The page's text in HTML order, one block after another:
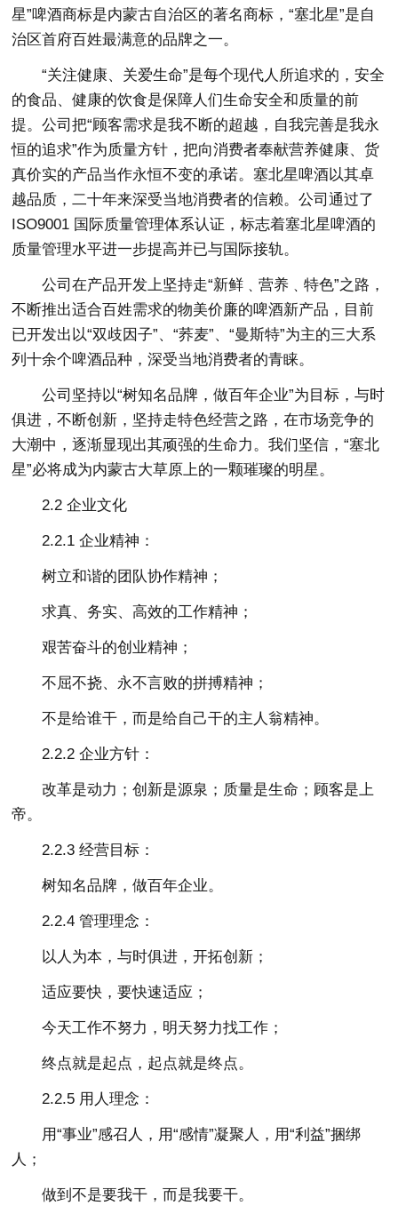
星”啤酒商标是内蒙古自治区的著名商标，“塞北星”是自
治区首府百姓最满意的品牌之一。
“关注健康、关爱生命”是每个现代人所追求的，安全
的食品、健康的饮食是保障人们生命安全和质量的前
提。公司把“顾客需求是我不断的超越，自我完善是我永
恒的追求”作为质量方针，把向消费者奉献营养健康、货
真价实的产品当作永恒不变的承诺。塞北星啤酒以其卓
越品质，二十年来深受当地消费者的信赖。公司通过了
ISO9001 国际质量管理体系认证，标志着塞北星啤酒的
质量管理水平进一步提高并已与国际接轨。
公司在产品开发上坚持走“新鲜﹑营养﹑特色”之路，
不断推出适合百姓需求的物美价廉的啤酒新产品，目前
已开发出以“双歧因子”、“荞麦”、“曼斯特”为主的三大系
列十余个啤酒品种，深受当地消费者的青睐。
公司坚持以“树知名品牌，做百年企业”为目标，与时
俱进，不断创新，坚持走特色经营之路，在市场竞争的
大潮中，逐渐显现出其顽强的生命力。我们坚信，“塞北
星”必将成为内蒙古大草原上的一颗璀璨的明星。
2.2 企业文化
2.2.1 企业精神：
树立和谐的团队协作精神；
求真、务实、高效的工作精神；
艰苦奋斗的创业精神；
不屈不挠、永不言败的拼搏精神；
不是给谁干，而是给自己干的主人翁精神。
2.2.2 企业方针：
改革是动力；创新是源泉；质量是生命；顾客是上
帝。
2.2.3 经营目标：
树知名品牌，做百年企业。
2.2.4 管理理念：
以人为本，与时俱进，开拓创新；
适应要快，要快速适应；
今天工作不努力，明天努力找工作；
终点就是起点，起点就是终点。
2.2.5 用人理念：
用“事业”感召人，用“感情”凝聚人，用“利益”捆绑
人；
做到不是要我干，而是我要干。